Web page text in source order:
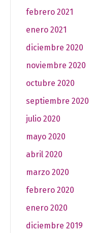
febrero 2021
enero 2021
diciembre 2020
noviembre 2020
octubre 2020
septiembre 2020
julio 2020
mayo 2020
abril 2020
marzo 2020
febrero 2020
enero 2020
diciembre 2019